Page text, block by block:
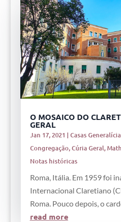
O MOSAICO DO
GERAL
Jan 17, 2021 | Casas
Congregação,Cúria Geral,
Notas históricas
Roma, Itália. Em 1959 foi
Internacional Claretiano
Roma. Pouco depois, o
read more